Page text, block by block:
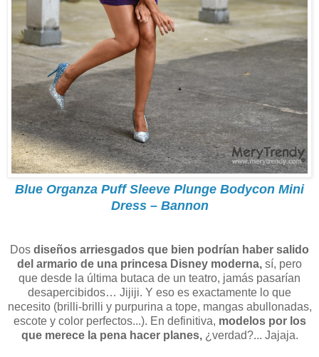
Blue Organza Puff Sleeve Plunge Bodycon Mini
Dress – Bannon
Dos diseños arriesgados que bien podrían haber salido
del armario de una princesa Disney moderna, sí, pero
que desde la última butaca de un teatro, jamás pasarían
desapercibidos… Jijiji. Y eso es exactamente lo que
necesito (brilli-brilli y purpurina a tope, mangas abullonadas,
escote y color perfectos...). En definitiva, modelos por los
que merece la pena hacer planes, ¿verdad?... Jajaja.